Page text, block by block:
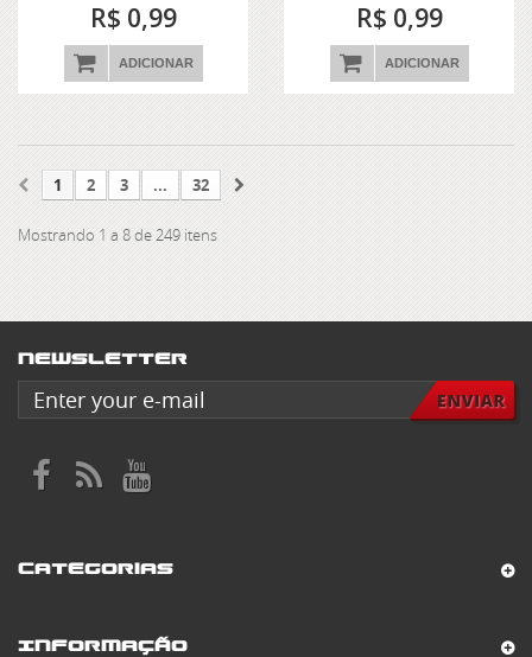
R$ 0,99
ADICIONAR
R$ 0,99
ADICIONAR
1 2 3 ... 32
Mostrando 1 a 8 de 249 itens
Newsletter
Categorias
Informação